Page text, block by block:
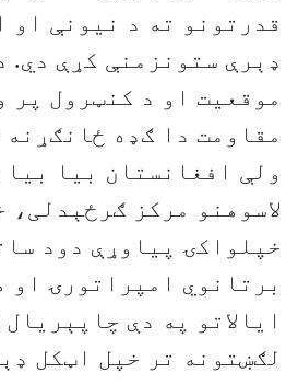
قدرتونو ته د نیونې او
ډېرې ستونزمنې کړې دي.
موقعیت او د کنټرول پر
مقاومت دا ګډه
ولې افغانستان بیا بیا
لاسوهنو مرکز ګرځېدلی،
خپلواکۍ پیاوړې دود
برتانوي امپراتورۍ او
ایالاتو په دې
لګښتونه تر خپل اټکل